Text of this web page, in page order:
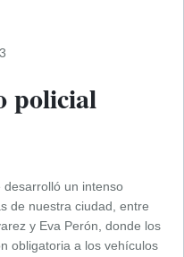
policial
un intenso
de nuestra ciudad, entre
y Eva Perón, donde los
obligatoria a los vehículos